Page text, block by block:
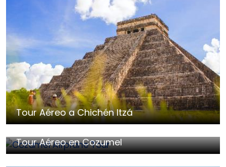
Tour Aéreo a Chichén Itzá
Tour Aéreo en Cozumel